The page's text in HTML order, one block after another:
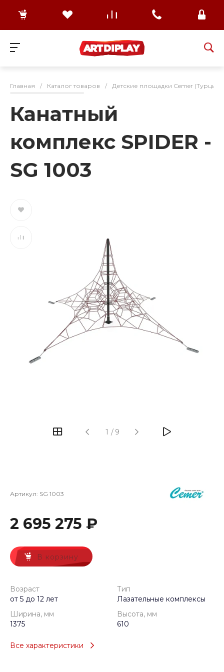
Главная / Каталог товаров / Детские площадки Cemer (Турция)
Канатный
комплекс SPIDER -
SG 1003
1 / 9
Артикул: SG 1003
2 695 275 ₽
В корзину
Возраст
от 5 до 12 лет
Тип
Лазательные комплексы
Ширина, мм
1375
Высота, мм
610
Все характеристики